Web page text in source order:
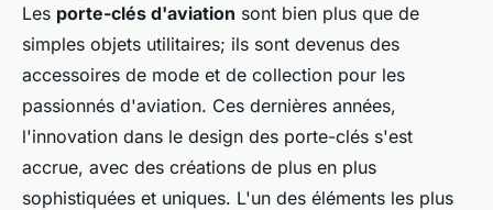
Les porte-clés d'aviation sont bien plus que de
simples objets utilitaires; ils sont devenus des
accessoires de mode et de collection pour les
passionnés d'aviation. Ces dernières années,
l'innovation dans le design des porte-clés s'est
accrue, avec des créations de plus en plus
sophistiquées et uniques. L'un des éléments les plus